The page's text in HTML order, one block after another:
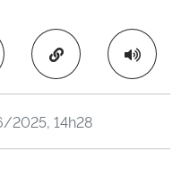
e Comunicações
Copiar para área
2025, 14h28